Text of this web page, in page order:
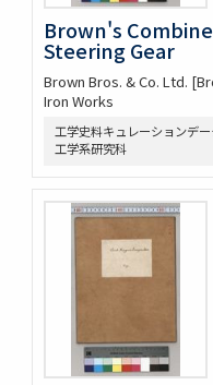
Brown's
Steering Gear
Brown Bros. & Co. Ltd.
Iron Works
工学史料キュレーションデ
工学系研究科